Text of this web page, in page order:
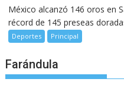
México alcanzó 146 oros en
récord de 145 preseas
Deportes Principal
Farándula